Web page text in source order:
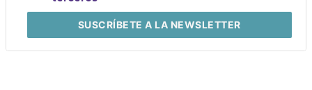
SUSCRÍBETEA LA NEWSLETTER